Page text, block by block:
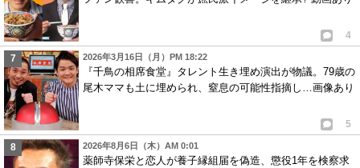
4
2026年3月16日（月）PM 18:22
『千鳥の相席食堂』タレント生き埋め演出が物議。79歳の
尾木ママも土に埋められ、窒息の可能性指摘し…画像あり
5
2026年8月6日（木）AM 0:01
薬師寺保栄と恋人が養子縁組届を偽造、懲役1年を検察求